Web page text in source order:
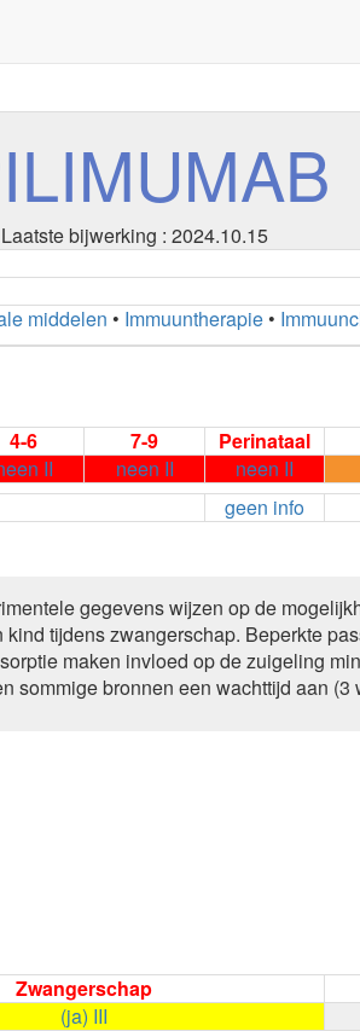
Laatste bijwerking : 2024.10.15
middelen • Immuuntherapie •
4-6 7-9 Perinataal
II neen II neen II
geen info
gegevens wijzen op de
tijdens zwangerschap. Beperkte
maken invloed op de zuigeling
sommige bronnen een wachttijd aan (3
Zwangerschap
(ja) III